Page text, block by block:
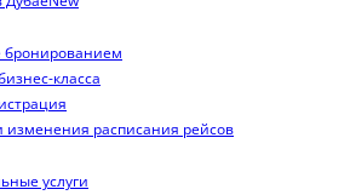
бронированием
класса
расписания рейсов
услуги